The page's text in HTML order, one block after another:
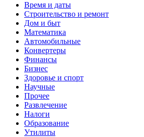
Время и даты
Строительство и ремонт
Дом и быт
Математика
Автомобильные
Конвертеры
Финансы
Бизнес
Здоровье и спорт
Научные
Прочее
Развлечение
Налоги
Образование
Утилиты